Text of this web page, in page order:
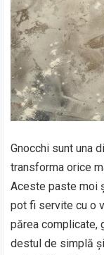
Gnocchi sunt una
transforma orice
Aceste paste moi
pot fi servite cu o
părea complicate,
destul de simplă